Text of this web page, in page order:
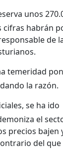
unos
cifras habrán
de
temeridad
la razón.
se ha ido
el
precios bajen
del que